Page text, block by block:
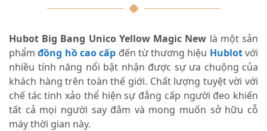
Hubot Big Bang Unico Yellow Magic New là một sản
phẩmđồng hồ cao cấp đến từ thương hiệu Hublotvới
nhiều tính năng nổi bật nhận được sự ưa chuộng của
khách hàng trên toàn thế giới. Chất lượng tuyệt vời với
chế tác tinh xảo thể hiện sự đẳng cấp người đeo khiến
tất cả mọi người say đắm và mong muốn sở hữu cỗ
máy thời gian này.